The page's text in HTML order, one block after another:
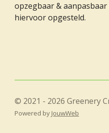
opzegbaar &
hiervoor opgesteld.
© 2021 - 2026 Greenery
Powered by JouwWeb